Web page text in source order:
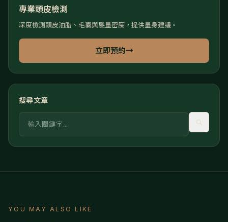
專業頭皮檢測
深度檢測頭皮油脂、毛囊與髮量密度，提供量身建議。
立即預約→
搜尋文章
關鍵字
YOU MAY ALSO LIKE